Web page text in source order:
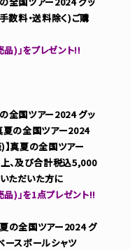
数料・送料除く)ご購
)」をプレゼント!!
全国ツアー2024 グッ
夏の全国ツアー2024
】真夏の全国ツアー
、及び合計税込5,000
ただいた方に
)」を1点プレゼント!!
の全国ツアー2024 グ
ースボールシャツ